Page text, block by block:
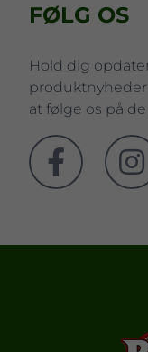
FØLG OS
Hold dig
at følge os på